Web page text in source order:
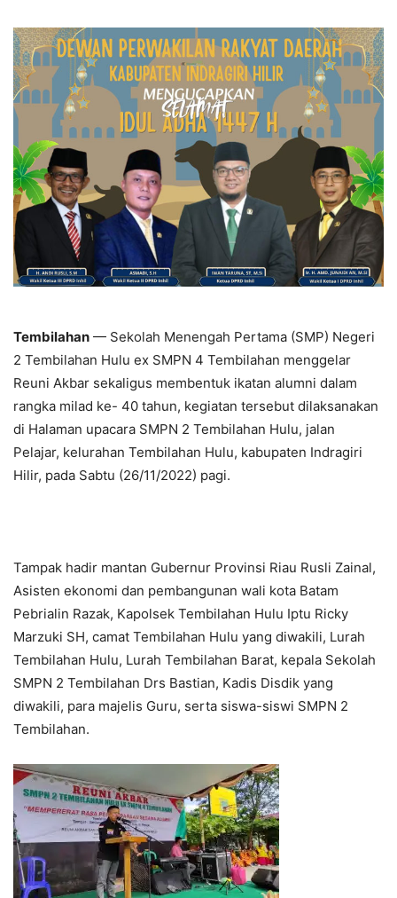
Tembilahan — Sekolah Menengah Pertama (SMP) Negeri
2 Tembilahan Hulu ex SMPN 4 Tembilahan menggelar
Reuni Akbar sekaligus membentuk ikatan alumni dalam
rangka milad ke- 40 tahun, kegiatan tersebut dilaksanakan
di Halaman upacara SMPN 2 Tembilahan Hulu, jalan
Pelajar, kelurahan Tembilahan Hulu, kabupaten Indragiri
Hilir, pada Sabtu (26/11/2022) pagi.
Tampak hadir mantan Gubernur Provinsi Riau Rusli Zainal,
Asisten ekonomi dan pembangunan wali kota Batam
Pebrialin Razak, Kapolsek Tembilahan Hulu Iptu Ricky
Marzuki SH, camat Tembilahan Hulu yang diwakili, Lurah
Tembilahan Hulu, Lurah Tembilahan Barat, kepala Sekolah
SMPN 2 Tembilahan Drs Bastian, Kadis Disdik yang
diwakili, para majelis Guru, serta siswa-siswi SMPN 2
Tembilahan.